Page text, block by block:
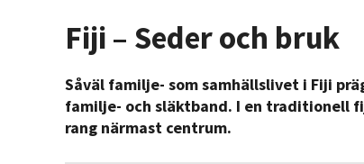
Fiji – Seder och bruk
Såväl familje- som samhällslivet i Fiji
familje- och släktband. I en traditionell
rang närmast centrum.